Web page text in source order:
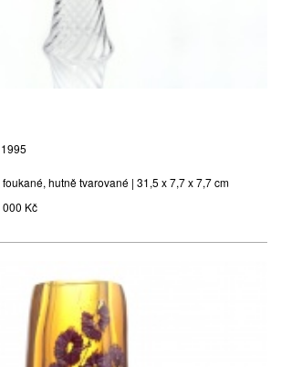
hutně tvarované | 31,5 x 7,7 x 7,7 cm
000 Kč